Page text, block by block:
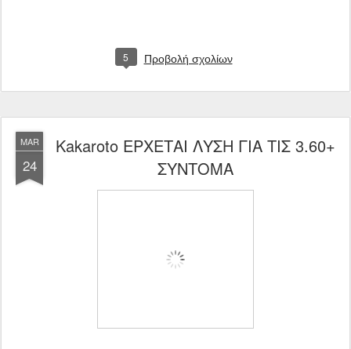
5 Προβολή σχολίων
MAR
24
Kakaroto EΡΧΕΤΑΙ ΛΥΣΗ ΓΙΑ ΤΙΣ 3.60+
ΣΥΝΤΟΜΑ